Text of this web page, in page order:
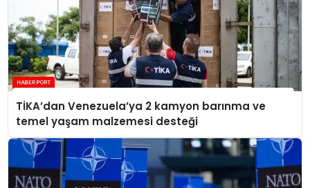
TİKA’dan Venezuela’ya 2 kamyon barınma ve
temel yaşam malzemesi desteği